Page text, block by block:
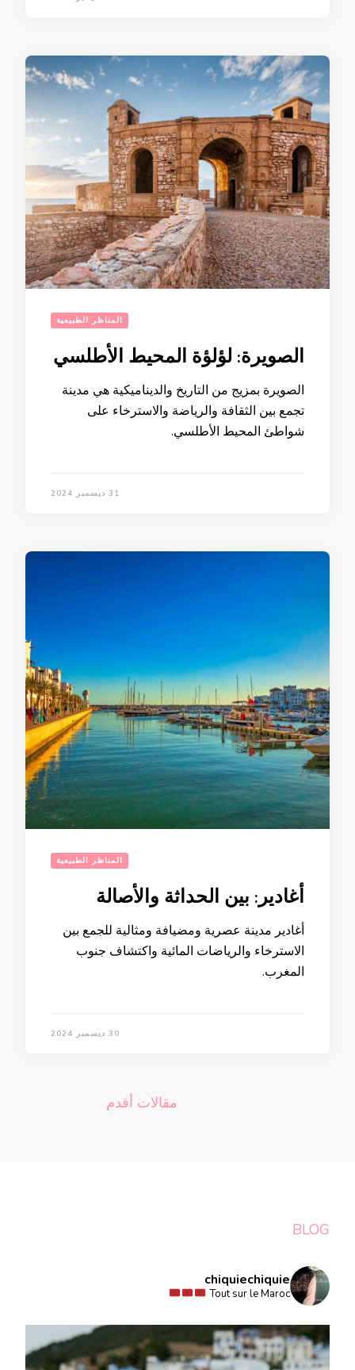
المناظر الطبيعية
الصويرة: لؤلؤة المحيط الأطلسي
الصويرة بمزيج من التاريخ والديناميكية هي مدينة
تجمع بين الثقافة والرياضة والاسترخاء على
شواطئ المحيط الأطلسي.
31 ديسمبر 2024
المناظر الطبيعية
أغادير: بين الحداثة والأصالة
أغادير مدينة عصرية ومضيافة ومثالية للجمع بين
الاسترخاء والرياضات المائية واكتشاف جنوب
المغرب.
30 ديسمبر 2024
مقالات أقدم
BLOG
chiquiechiquie
Tout sur le Maroc